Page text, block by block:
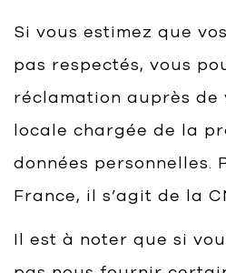
Si vous estimez que
pas respectés, vous
réclamation auprès
locale chargée de la
données personnelles.
France, il s’agit de la
Il est à noter que si